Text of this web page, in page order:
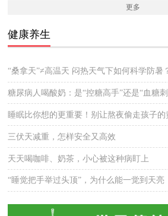
更多
健康养生
“桑拿天”≠高温天 闷热天气下如何科学防暑
糖尿病人喝酸奶：是“控糖高手”还是“血糖
睡眠比你想的更重要！别让熬夜偷走孩子的
三伏天减重，怎样安全又高效
天天喝咖啡、奶茶，小心被这种病盯上
“睡觉把手举过头顶”，为什么能一觉到天亮